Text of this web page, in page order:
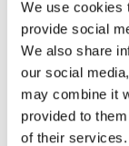
We use cookies
provide social
We also share
our social
may combine it
provided to
of their services.